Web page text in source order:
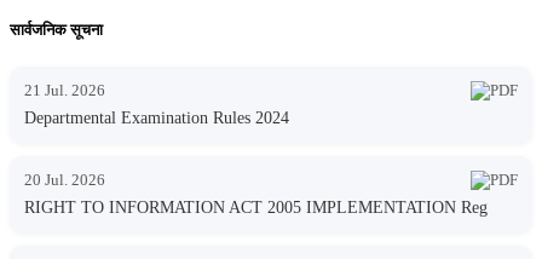
सार्वजनिक सूचना
21 Jul. 2026
Departmental Examination Rules 2024
20 Jul. 2026
RIGHT TO INFORMATION ACT 2005 IMPLEMENTATION Reg